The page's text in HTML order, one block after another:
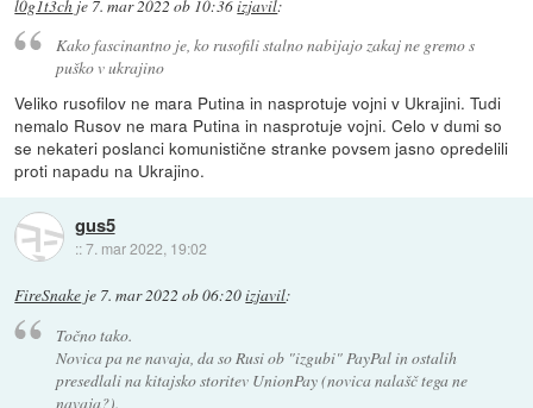
l0g1t3ch je 7. mar 2022 ob 10:36izjavil:
Kako fascinantno je, ko rusofili stalno nabijajo zakaj ne gremo s
puško v ukrajino
Veliko rusofilov ne mara Putina in nasprotuje vojni v Ukrajini. Tudi
nemalo Rusov ne mara Putina in nasprotuje vojni. Celo v dumi so
se nekateri poslanci komunistične stranke povsem jasno opredelili
proti napadu na Ukrajino.
gus5
::7. mar 2022, 19:02
FireSnake je 7. mar 2022 ob 06:20izjavil:
Točno tako.
Novica pa ne navaja, da so Rusi ob "izgubi" PayPal in ostalih
presedlali na kitajsko storitev UnionPay (novica nalašč tega ne
navaja?).